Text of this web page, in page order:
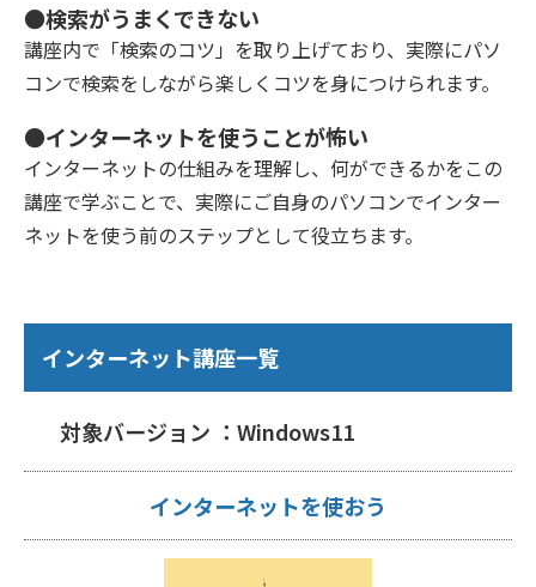
●検索がうまくできない
講座内で「検索のコツ」を取り上げており、実際にパソ
コンで検索をしながら楽しくコツを身につけられます。
●インターネットを使うことが怖い
インターネットの仕組みを理解し、何ができるかをこの
講座で学ぶことで、実際にご自身のパソコンでインター
ネットを使う前のステップとして役立ちます。
インターネット講座一覧
対象バージョン ：Windows11
インターネットを使おう